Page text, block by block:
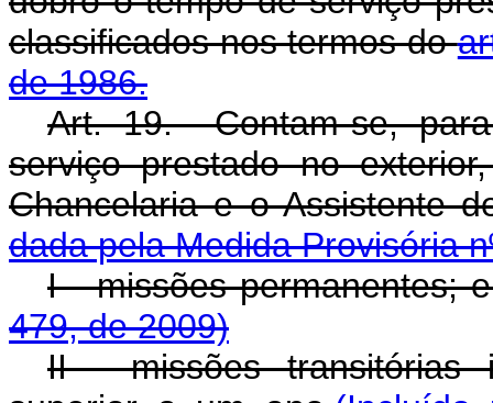
classificados nos termos do
de 1986.
Art. 19. Contam-se,
serviço prestado no
Chancelaria e o Assistente
dada pela Medida Provisória
I - missões permanentes;
479, de 2009)
II - missões transitórias